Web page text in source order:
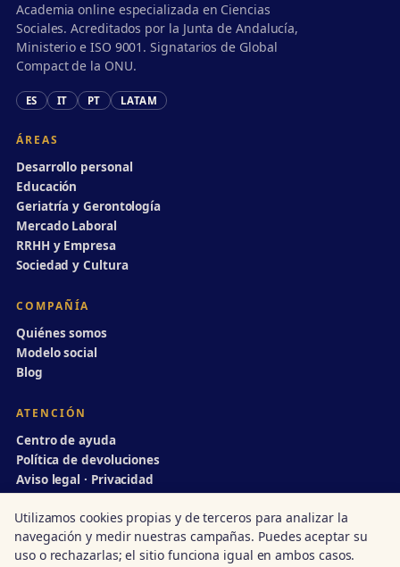
Academia online especializada en Ciencias
Sociales. Acreditados por la Junta de Andalucía,
Ministerio e ISO 9001. Signatarios de Global
Compact de la ONU.
ES IT PT LATAM
ÁREAS
Desarrollo personal
Educación
Geriatría y Gerontología
Mercado Laboral
RRHH y Empresa
Sociedad y Cultura
COMPAÑÍA
Quiénes somos
Modelo social
Blog
ATENCIÓN
Centro de ayuda
Política de devoluciones
Aviso legal · Privacidad
Utilizamos cookies propias y de terceros para analizar la
navegación y medir nuestras campañas. Puedes aceptar su
uso o rechazarlas; el sitio funciona igual en ambos casos.